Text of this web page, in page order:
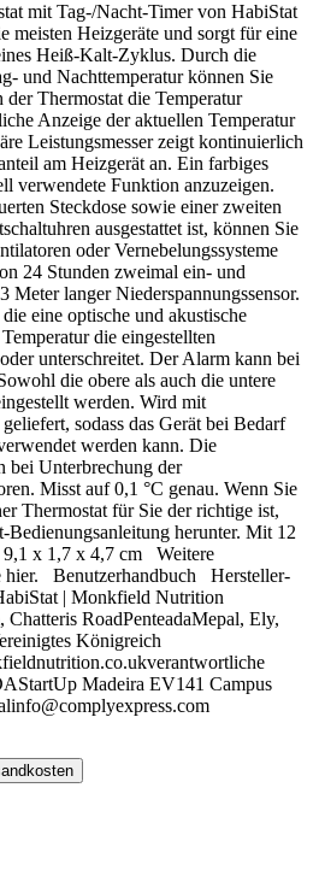
mit Tag-/Nacht-Timer von HabiStat
meisten Heizgeräte und sorgt für eine
Heiß-Kalt-Zyklus. Durch die
und Nachttemperatur können Sie
Thermostat die Temperatur
Anzeige der aktuellen Temperatur
Leistungsmesser zeigt kontinuierlich
am Heizgerät an. Ein farbiges
verwendete Funktion anzuzeigen.
Steckdose sowie einer zweiten
ausgestattet ist, können Sie
oder Vernebelungssysteme
24 Stunden zweimal ein- und
Meter langer Niederspannungssensor.
eine optische und akustische
die eingestellten
unterschreitet. Der Alarm kann bei
die obere als auch die untere
werden. Wird mit
sodass das Gerät bei Bedarf
werden kann. Die
bei Unterbrechung der
Misst auf 0,1 °C genau. Wenn Sie
Thermostat für Sie der richtige ist,
Bedienungsanleitung herunter. Mit 12
x 1,7 x 4,7 cm Weitere
hier. Benutzerhandbuch Hersteller-
| Monkfield Nutrition
RoadPenteadaMepal, Ely,
Königreich
Madeira EV141 Campus